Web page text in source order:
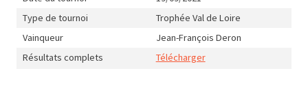
Type de tournoi
Trophée Val de Loire
Vainqueur
Jean-François Deron
Résultats complets
Télécharger